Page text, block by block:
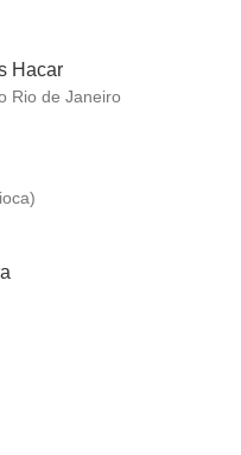
Hacar
Rio de Janeiro